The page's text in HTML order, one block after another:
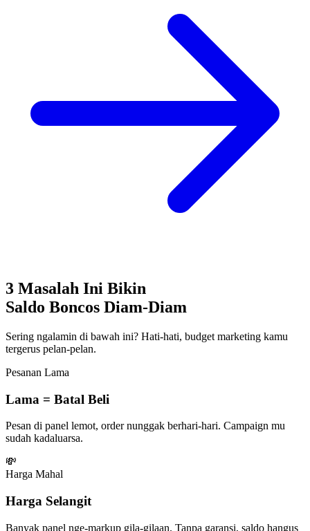
3 Masalah Ini Bikin
Saldo Boncos Diam-Diam
Sering ngalamin di bawah ini? Hati-hati, budget marketing kamu
tergerus pelan-pelan.
Pesanan Lama
Lama = Batal Beli
Pesan di panel lemot, order nunggak berhari-hari. Campaign mu
sudah kadaluarsa.
💸
Harga Mahal
Harga Selangit
Banyak panel nge-markup gila-gilaan. Tanpa garansi, saldo hangus